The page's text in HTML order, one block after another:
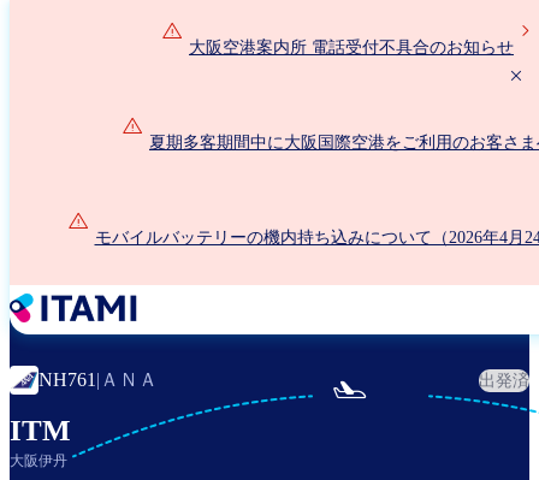
大阪空港案内所 電話受付不具合のお知らせ
夏期多客期間中に大阪国際空港をご利用のお客さ
モバイルバッテリーの機内持ち込みについて（2026年4月
NH761 | ＡＮＡ 出発済
ITM
大阪伊丹
